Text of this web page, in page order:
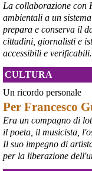
@peacelink - 6/8/
corriereditaranto.it/
Aprendo i lavori, il
debba
d’Appello di Milano,
inserito nella data
nuovo scenario – ha
aggiornata sull’intero
chiusura dell’area a
#ILVA #Taranto
La collaborazione con
ambientali a un
prepara e conserva il
cittadini, giornalisti e
accessibili e verificabili.
CULTURA
Un ricordo personale
Per Francesco
Era un compagno di
il poeta, il musicista,
Il suo impegno di
per la liberazione